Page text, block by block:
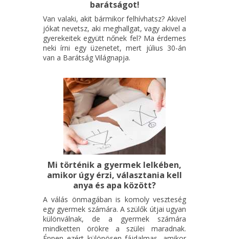
barátságot!
Van valaki, akit bármikor felhívhatsz? Akivel
jókat nevetsz, aki meghallgat, vagy akivel a
gyerekeitek együtt nőnek fel? Ma érdemes
neki írni egy üzenetet, mert július 30-án
van a Barátság Világnapja.
Mi történik a gyermek lelkében,
amikor úgy érzi, választania kell
anya és apa között?
A válás önmagában is komoly veszteség
egy gyermek számára. A szülők útjai ugyan
különválnak, de a gyermek számára
mindketten örökre a szülei maradnak.